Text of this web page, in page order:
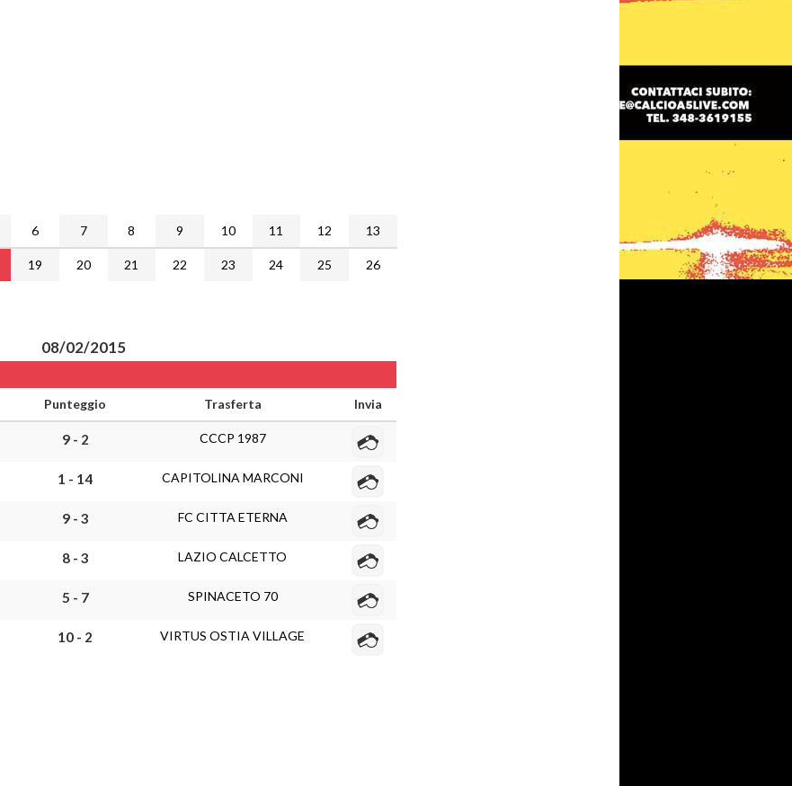
6 7 8 9 10 11 12 13
19 20 21 22 23 24 25
26
08/02/2015
Punteggio Trasferta Invia
9 - 2 CCCP 1987
1 - 14 CAPITOLINA MARCONI
9 - 3 FC CITTA ETERNA
8 - 3 LAZIO CALCETTO
5 - 7 SPINACETO 70
10 - 2 VIRTUS OSTIA VILLAGE